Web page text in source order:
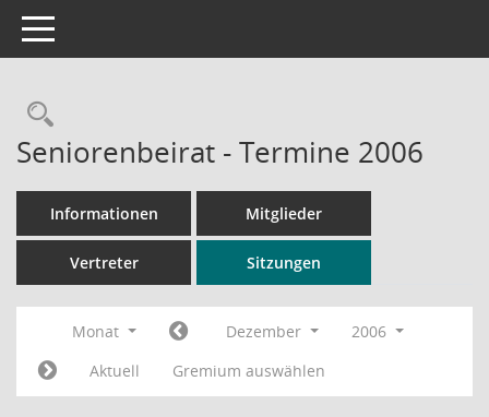
Toggle navigation
Rechercheauswahl
Seniorenbeirat - Termine 2006
Informationen Mitglieder
Vertreter Sitzungen
Monat Dezember
2006
Aktuell
Gremium auswählen